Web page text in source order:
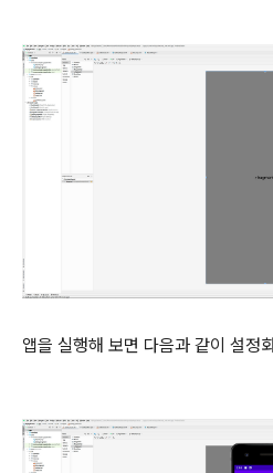
앱을 실행해 보면 다음과 같이 설정